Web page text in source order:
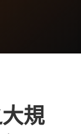
規